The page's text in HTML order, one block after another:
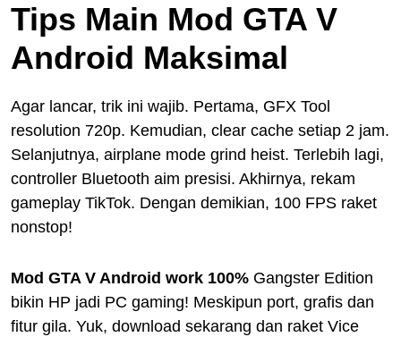
Tips Main Mod GTA V
Android Maksimal
Agar lancar, trik ini wajib. Pertama, GFX Tool
resolution 720p. Kemudian, clear cache setiap 2 jam.
Selanjutnya, airplane mode grind heist. Terlebih lagi,
controller Bluetooth aim presisi. Akhirnya, rekam
gameplay TikTok. Dengan demikian, 100 FPS raket
nonstop!
Mod GTA V Android work 100% Gangster Edition
bikin HP jadi PC gaming! Meskipun port, grafis dan
fitur gila. Yuk, download sekarang dan raket Vice